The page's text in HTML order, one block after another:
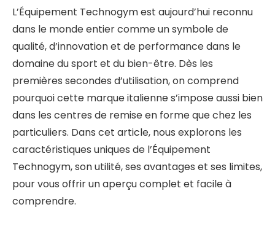
L’Équipement Technogym est aujourd’hui reconnu
dans le monde entier comme un symbole de
qualité, d’innovation et de performance dans le
domaine du sport et du bien-être. Dès les
premières secondes d’utilisation, on comprend
pourquoi cette marque italienne s’impose aussi bien
dans les centres de remise en forme que chez les
particuliers. Dans cet article, nous explorons les
caractéristiques uniques de l’Équipement
Technogym, son utilité, ses avantages et ses limites,
pour vous offrir un aperçu complet et facile à
comprendre.